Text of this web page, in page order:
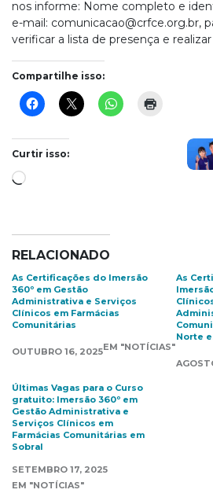
nos informe: Nome completo e
e-mail: comunicacao@crfce.org.br,
verificar a lista de presença e
Compartilhe isso:
Curtir isso:
Carregando...
RELACIONADO
As Certificações do Imersão
360º em Gestão
Administrativa e Serviços
Clínicos em Farmácias
Comunitárias
OUTUBRO 16, 2025EM "NOTÍCIAS"
As
Norte
Últimas Vagas para o Curso
gratuito: Imersão 360º em
Gestão Administrativa e
Serviços Clínicos em
Farmácias Comunitárias em
Sobral
SETEMBRO 17, 2025
EM "NOTÍCIAS"